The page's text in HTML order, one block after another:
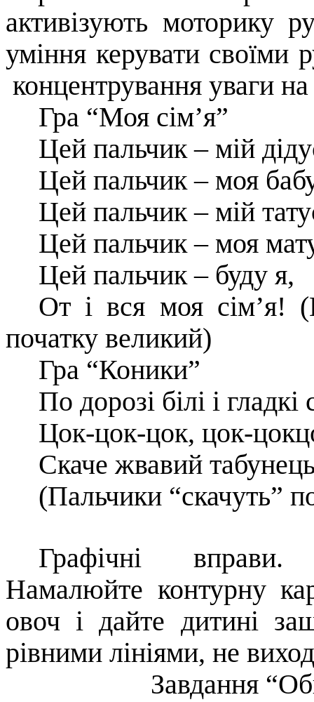
активізують моторику
уміння керувати своїми
концентрування уваги
Гра “Моя сім’я”
Цей пальчик – мій
Цей пальчик – моя
Цей пальчик – мій
Цей пальчик – моя
Цей пальчик – буду я,
От і вся моя сім’я!
початку великий)
Гра “Коники”
По дорозі білі і
Цок-цок-цок, цок-
Скаче жвавий
(Пальчики “скачуть”
Графічні вправи.
Намалюйте контурну
овоч і дайте дитині
рівними лініями, не
Завдання